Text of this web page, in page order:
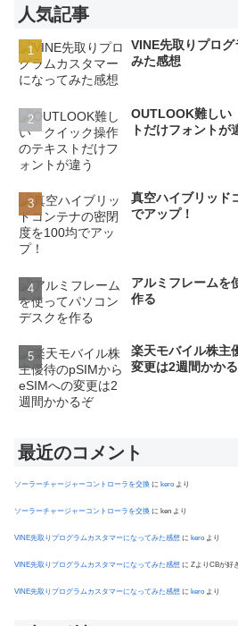
人気記事
VINE先取りプロ
みた感想
OUTLOOK難し
トだけフォントが
真空ハイブリッド
でアップ！
アルミフレームを
作る
楽天モバイル株主
変更は2週間かか
最近のコメント
ソーラーチャージャーコントローラを交換 に kero より
ソーラーチャージャーコントローラを交換 に ken より
VINE先取りプログラムカスタマーになってみた感想 に kero より
VINE先取りプログラムカスタマーになってみた感想 に ZよりCBが好き
VINE先取りプログラムカスタマーになってみた感想 に kero より